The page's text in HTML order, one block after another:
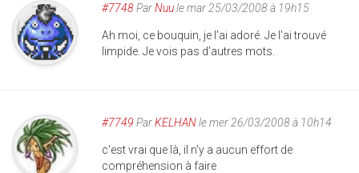
#7748ParNuule mar 25/03/2008 à 19h15
Ah moi, ce bouquin, je l'ai adoré. Je l'ai trouvé
limpide. Je vois pas d'autres mots.
#7749 ParKELHANle mer 26/03/2008 à 10h14
c'est vrai que là, il n'y a aucun effort de
compréhension à faire